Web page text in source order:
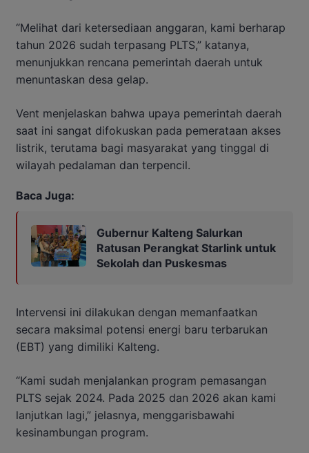
“Melihat dari ketersediaan anggaran, kami berharap
tahun 2026 sudah terpasang PLTS,” katanya,
menunjukkan rencana pemerintah daerah untuk
menuntaskan desa gelap.
Vent menjelaskan bahwa upaya pemerintah daerah
saat ini sangat difokuskan pada pemerataan akses
listrik, terutama bagi masyarakat yang tinggal di
wilayah pedalaman dan terpencil.
Baca Juga:
Gubernur Kalteng Salurkan
Ratusan Perangkat Starlink untuk
Sekolah dan Puskesmas
Intervensi ini dilakukan dengan memanfaatkan
secara maksimal potensi energi baru terbarukan
(EBT) yang dimiliki Kalteng.
“Kami sudah menjalankan program pemasangan
PLTS sejak 2024. Pada 2025 dan 2026 akan kami
lanjutkan lagi,” jelasnya, menggarisbawahi
kesinambungan program.